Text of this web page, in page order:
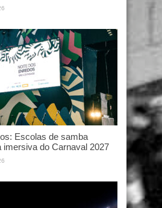
Escolas de samba
imersiva do Carnaval 2027